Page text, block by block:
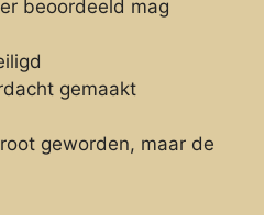
beoordeeld mag
gemaakt
geworden, maar de